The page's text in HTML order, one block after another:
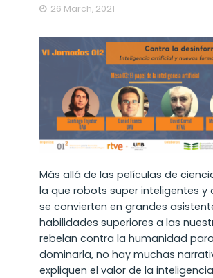
26 March, 2021
Más allá de las películas de
la que robots super inteligentes y
se convierten en grandes
habilidades superiores a las
rebelan contra la humanidad
dominarla, no hay muchas
expliquen el valor de la